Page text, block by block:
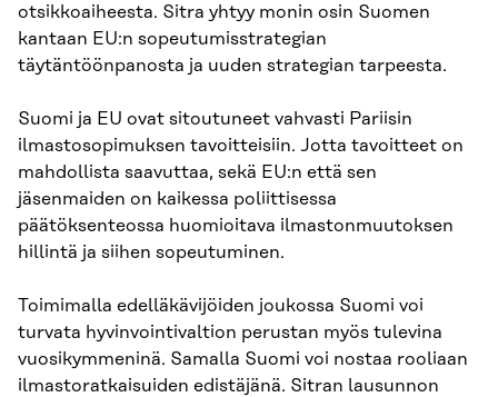
otsikkoaiheesta. Sitra yhtyy monin osin Suomen
kantaan EU:n sopeutumisstrategian
täytäntöönpanosta ja uuden strategian tarpeesta.
Suomi ja EU ovat sitoutuneet vahvasti Pariisin
ilmastosopimuksen tavoitteisiin. Jotta tavoitteet on
mahdollista saavuttaa, sekä EU:n että sen
jäsenmaiden on kaikessa poliittisessa
päätöksenteossa huomioitava ilmastonmuutoksen
hillintä ja siihen sopeutuminen.
Toimimalla edelläkävijöiden joukossa Suomi voi
turvata hyvinvointivaltion perustan myös tulevina
vuosikymmeninä. Samalla Suomi voi nostaa rooliaan
ilmastoratkaisuiden edistäjänä. Sitran lausunnon